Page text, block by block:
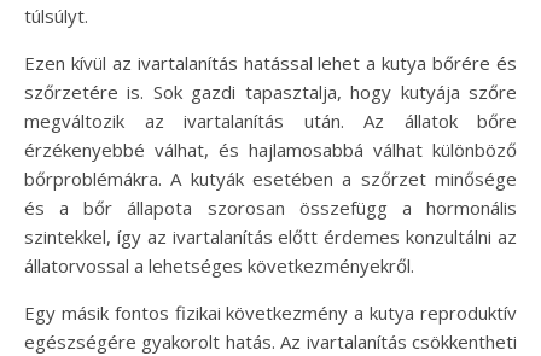
túlsúlyt.
Ezen kívül az ivartalanítás hatással lehet a kutya bőrére és
szőrzetére is. Sok gazdi tapasztalja, hogy kutyája szőre
megváltozik az ivartalanítás után. Az állatok bőre
érzékenyebbé válhat, és hajlamosabbá válhat különböző
bőrproblémákra. A kutyák esetében a szőrzet minősége
és a bőr állapota szorosan összefügg a hormonális
szintekkel, így az ivartalanítás előtt érdemes konzultálni az
állatorvossal a lehetséges következményekről.
Egy másik fontos fizikai következmény a kutya reproduktív
egészségére gyakorolt hatás. Az ivartalanítás csökkentheti